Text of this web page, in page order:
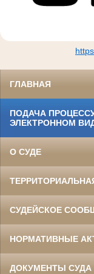
ГЛАВНАЯ
ПОДАЧА
ЭЛЕКТРОННОМ
О СУДЕ
СУДЕЙСКОЕ
НОРМАТИВНЫЕ
ДОКУМЕНТЫ СУДА